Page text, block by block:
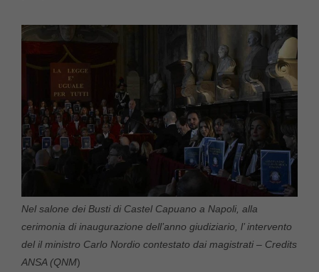
Nel salone dei Busti di Castel Capuano a Napoli, alla
cerimonia di inaugurazione dell’anno giudiziario, l’ intervento
del il ministro Carlo Nordio contestato dai magistrati – Credits
ANSA (QNM)